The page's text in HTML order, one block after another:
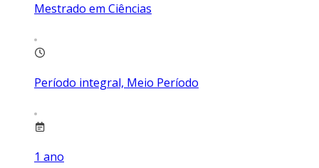
Mestrado em Ciências
Período integral, Meio Período
1 ano